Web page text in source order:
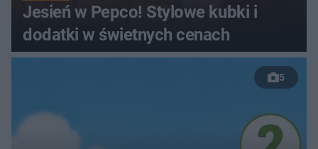
Jesień w Pepco! Stylowe kubki i
dodatki w świetnych cenach
5